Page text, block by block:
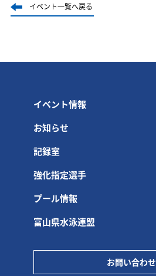
イベント一覧へ戻る
イベント情報
お知らせ
記録室
強化指定選手
プール情報
富山県水泳連盟
お問い合わせ